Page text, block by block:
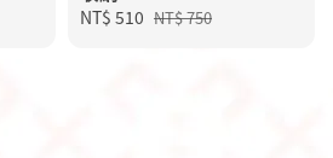
Sale
NT$ 510 Regular
NT$ 750